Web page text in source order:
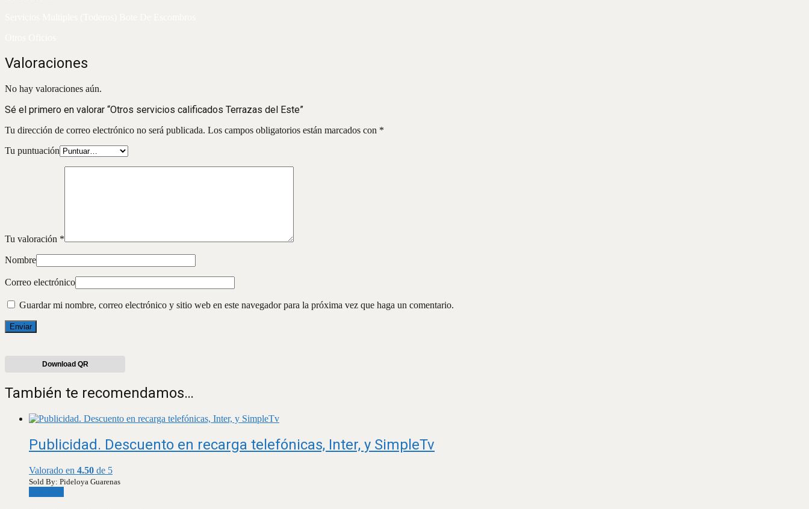
Valoraciones
No hay valoraciones aún.
Sé el primero en valorar “Otros servicios calificados Terrazas del Este”
Tu dirección de correo electrónico no será publicada. Los campos obligatorios están marcados con *
Tu puntuación
Tu valoración *
Nombre
Correo electrónico
Guardar mi nombre, correo electrónico y sitio web en este navegador para la próxima vez que haga un comentario.
Download QR
También te recomendamos…
Publicidad. Descuento en recarga telefónicas, Inter, y SimpleTv
Valorado en 4.50 de 5
Sold By: Pideloya Guarenas